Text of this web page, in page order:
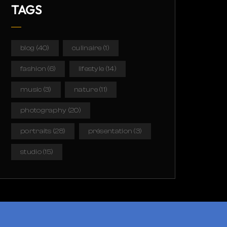
TAGS
blog (40) culinaire (1)
fashion (6) lifestyle (14)
music (3) nature(11)
photography (20)
portraits (28) présentation (3)
studio(15)